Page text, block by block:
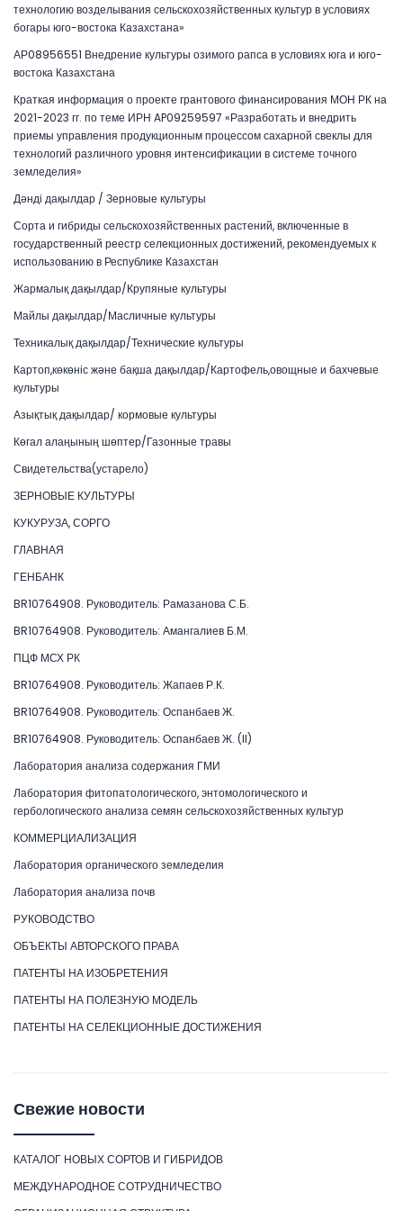
технологию возделывания сельскохозяйственных культур в условиях
богары юго-востока Казахстана»
АР08956551 Внедрение культуры озимого рапса в условиях юга и юго-
востока Казахстана
Краткая информация о проекте грантового финансирования МОН РК на
2021-2023 гг. по теме ИРН AP09259597 «Разработать и внедрить
приемы управления продукционным процессом сахарной свеклы для
технологий различного уровня интенсификации в системе точного
земледелия»
Дәнді дақылдар / Зерновые культуры
Сорта и гибриды сельскохозяйственных растений, включенные в
государственный реестр селекционных достижений, рекомендуемых к
использованию в Республике Казахстан
Жармалық дақылдар/Крупяные культуры
Майлы дақылдар/Масличные культуры
Техникалық дақылдар/Технические культуры
Картоп,көкөніс және бақша дақылдар/Картофель,овощные и бахчевые
культуры
Азықтық дақылдар/ кормовые культуры
Көгал алаңының шөптер/Газонные травы
Свидетельства(устарело)
ЗЕРНОВЫЕ КУЛЬТУРЫ
КУКУРУЗА, СОРГО
ГЛАВНАЯ
ГЕНБАНК
BR10764908. Руководитель: Рамазанова С.Б.
BR10764908. Руководитель: Амангалиев Б.М.
ПЦФ МСХ РК
BR10764908. Руководитель: Жапаев Р.К.
BR10764908. Руководитель: Оспанбаев Ж.
BR10764908. Руководитель: Оспанбаев Ж. (II)
Лаборатория анализа содержания ГМИ
Лаборатория фитопатологического, энтомологического и
гербологического анализа семян сельскохозяйственных культур
КОММЕРЦИАЛИЗАЦИЯ
Лаборатория органического земледелия
Лаборатория анализа почв
РУКОВОДСТВО
ОБЪЕКТЫ АВТОРСКОГО ПРАВА
ПАТЕНТЫ НА ИЗОБРЕТЕНИЯ
ПАТЕНТЫ НА ПОЛЕЗНУЮ МОДЕЛЬ
ПАТЕНТЫ НА СЕЛЕКЦИОННЫЕ ДОСТИЖЕНИЯ
Свежие новости
КАТАЛОГ НОВЫХ СОРТОВ И ГИБРИДОВ
МЕЖДУНАРОДНОЕ СОТРУДНИЧЕСТВО